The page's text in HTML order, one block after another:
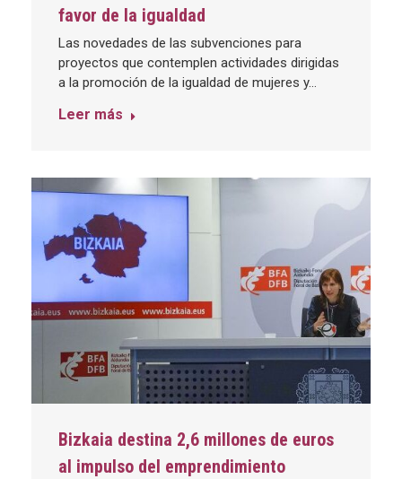
favor de la igualdad
Las novedades de las subvenciones para
proyectos que contemplen actividades dirigidas
a la promoción de la igualdad de mujeres y…
Leer más
Bizkaia destina 2,6 millones de euros
al impulso del emprendimiento